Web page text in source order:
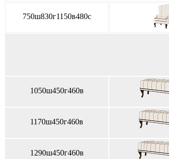
750ш830г1150в480с
1050ш450г460в
1170ш450г460в
1290ш450г460в